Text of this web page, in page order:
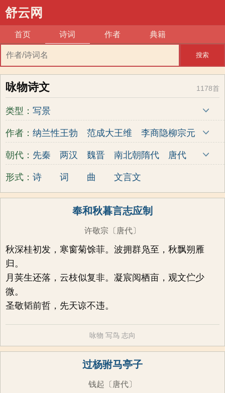
舒云网
首页 诗词 作者 典籍
搜索
咏物诗文 1178首
类型： 写景
作者： 纳兰性
德
王勃 范成大王维 李商隐柳宗元
辛弃疾
朝代： 先秦 两汉 魏晋 南北朝 隋代
唐代
五代
宋代 金朝 元代
近现代
形式： 诗 词 曲 文言文
奉和秋暮言志应制
许敬宗 〔唐代〕
秋深桂初发，寒窗菊馀菲。波拥群凫至，秋飘朔雁
归。
月荚生还落，云枝似复非。凝宸阅栖亩，观文伫少
微。
圣敬韬前哲，先天谅不违。
咏物 写鸟 志向
过杨驸马亭子
钱起 〔唐代〕